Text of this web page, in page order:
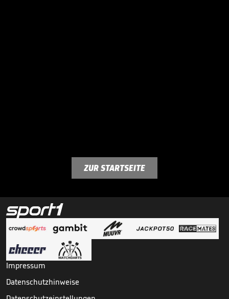
ZUR STARTSEITE
Impressum
Datenschutzhinweise